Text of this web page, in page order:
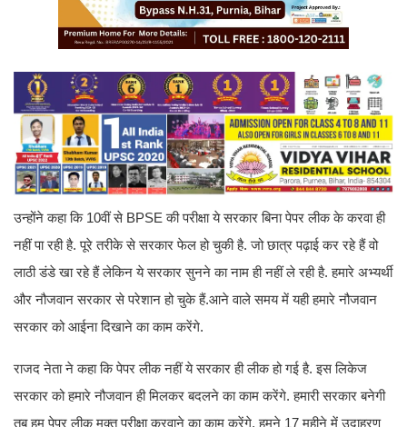
उन्होंने कहा कि 10वीं से BPSE की परीक्षा ये सरकार बिना पेपर लीक के करवा ही
नहीं पा रही है. पूरे तरीके से सरकार फेल हो चुकी है. जो छात्र पढ़ाई कर रहे हैं वो
लाठी डंडे खा रहे हैं लेकिन ये सरकार सुनने का नाम ही नहीं ले रही है. हमारे अभ्यर्थी
और नौजवान सरकार से परेशान हो चुके हैं.आने वाले समय में यही हमारे नौजवान
सरकार को आईना दिखाने का काम करेंगे.
राजद नेता ने कहा कि पेपर लीक नहीं ये सरकार ही लीक हो गई है. इस लिकेज
सरकार को हमारे नौजवान ही मिलकर बदलने का काम करेंगे. हमारी सरकार बनेगी
तब हम पेपर लीक मुक्त परीक्षा करवाने का काम करेंगे. हमने 17 महीने में उदाहरण